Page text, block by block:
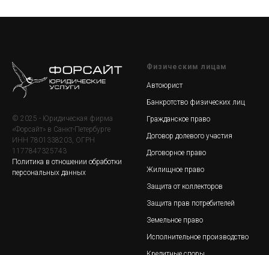
© 2025 - Юридическая фирма
«Форсайт» в Санкт-Петербурге
ИНН 7801338203, ОГРН
1177847325743
Политика в отношении обработки
персональных данных
Физическим лицам
Автоюрист
Банкротство физических лиц
Гражданское право
Договор долевого участия
Договорное право
Жилищное право
Защита от коллекторов
Защита прав потребителей
Земельное право
Исполнительное производство